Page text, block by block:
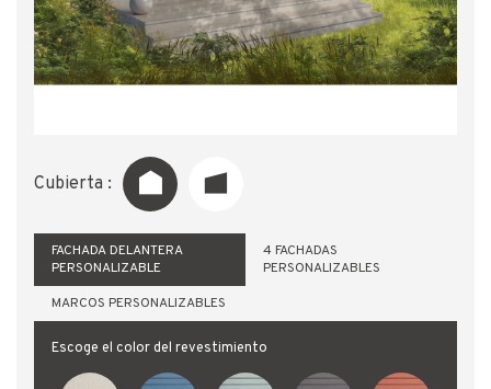
Cubierta :
FACHADA DELANTERA
PERSONALIZABLE
4 FACHADAS
PERSONALIZABLES
MARCOS PERSONALIZABLES
Escoge el color del revestimiento